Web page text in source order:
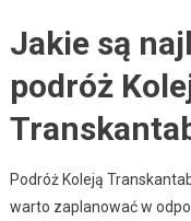
Jakie są
podróż
Podróż Koleją
warto zaplanować w